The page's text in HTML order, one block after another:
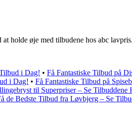
holde øje med tilbudene hos abc lavpris.
i Dag! • Få Fantastiske Tilbud på
i Dag! • Få Fantastiske Tilbud på
til Superpriser – Se Tilbuddene
de Bedste Tilbud fra Løvbjerg – Se